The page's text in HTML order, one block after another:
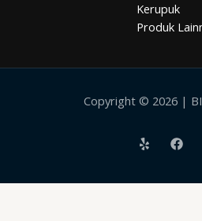
Kerupuk
Produk
Copyright © 2026 |